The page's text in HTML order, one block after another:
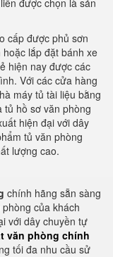
được chọn là sản
cấp được phủ sơn
lắp đặt bánh xe
hiện nay được các
Với các cửa hàng
máy tủ tài liệu bằng
tủ hồ sơ văn phòng
hiện đại với dây
tủ văn phòng
lượng cao.
chính hãng sẵn sàng
của khách
với dây chuyền tự
văn phòng chính
tối đa nhu cầu sử